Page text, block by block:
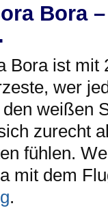
Bora
Bora ist mit
wer
weißen
zurecht
fühlen.
mit dem
.